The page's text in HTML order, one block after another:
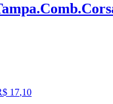
17,10